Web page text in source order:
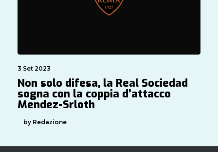
3 Set 2023
Non solo difesa, la Real Sociedad
sogna con la coppia d’attacco
Mendez-Srloth
by Redazione